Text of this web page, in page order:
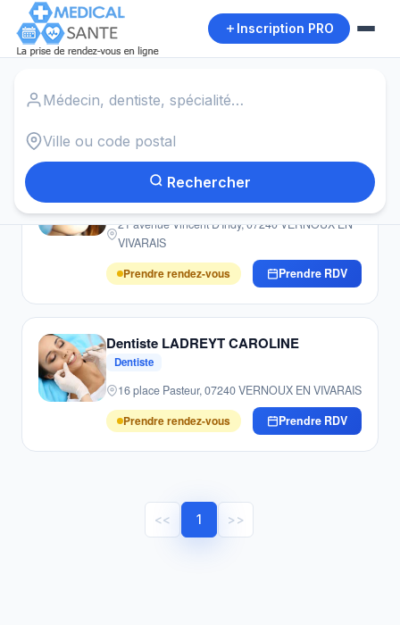
Inscription PRO
Rechercher
Autour de moi
2résultats · Dentistes · Vernoux
Dentiste PADEL JEAN-PIERRE
21 avenue Vincent D'Indy, 07240 VERNOUX EN
VIVARAIS
Prendre rendez-vous
Prendre RDV
Dentiste LADREYT CAROLINE
Dentiste
16 place Pasteur, 07240 VERNOUX EN VIVARAIS
Prendre rendez-vous
Prendre RDV
<< 1 >>